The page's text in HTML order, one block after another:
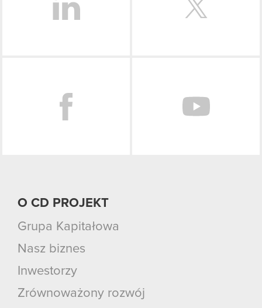
O CD PROJEKT
Grupa Kapitałowa
Nasz biznes
Inwestorzy
Zrównoważony rozwój